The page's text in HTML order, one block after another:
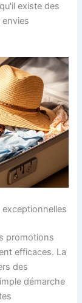
existe des
promotions
efficaces. La
des
démarche